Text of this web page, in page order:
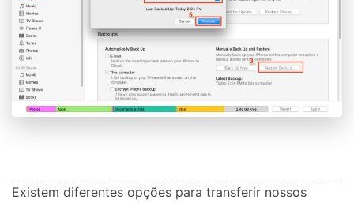
Existem diferentes opções para transferir nossos